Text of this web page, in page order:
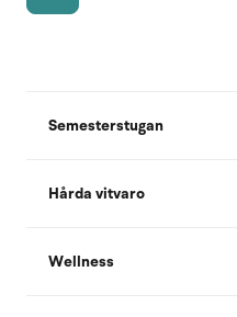
Semesterstugan
Hårda vitvaro
Wellness